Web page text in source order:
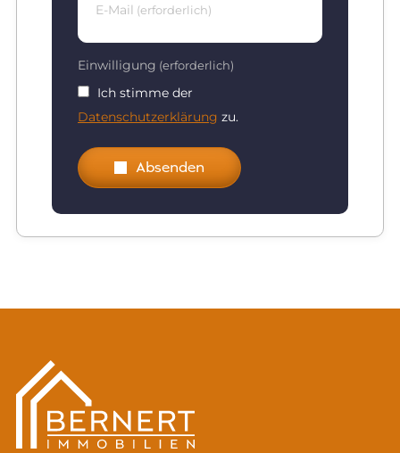
E-Mail (erforderlich)
Einwilligung (erforderlich)
Ich stimme der
Datenschutzerklärung zu.
Absenden